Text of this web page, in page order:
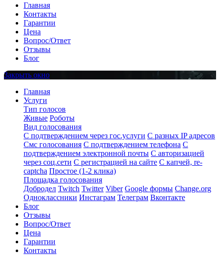
Главная
Контакты
Гарантии
Цена
Вопрос/Ответ
Отзывы
Блог
Закрыть окно
Главная
Услуги
Тип голосов
Живые Роботы
Вид голосования
С подтверждением через гос.услуги С разных IP адресов
Смс голосования С подтверждением телефона С
подтверждением электронной почты С авторизацией
через соц.сети С регистрацией на сайте С капчей, re-
captcha Простое (1-2 клика)
Площадка голосования
Добродел Twitch Twitter Viber Google формы Change.org
Одноклассники Инстаграм Телеграм Вконтакте
Блог
Отзывы
Вопрос/Ответ
Цена
Гарантии
Контакты